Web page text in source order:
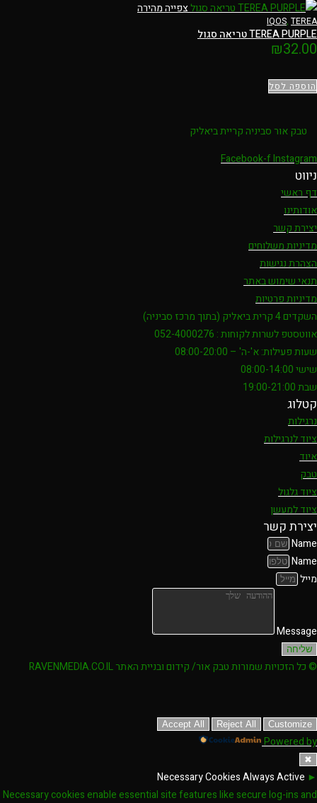
צפייה מהירה
IQOS, TEREA
TEREA PURPLE טריאה סגול
₪32.00
הוספה לסל
טבק אור סביניה קריית ביאליק
Facebook-fInstagram
ניווט
דף ראשי
אודותינו
יצירת קשר
מדיניות משלוחים
הצהרת נגישות
תנאי שימוש באתר
מדיניות פרטיות
השקדים 4 קרית ביאליק (בתוך מרכז סביניה)
אווטסטפ לשרות לקוחות : 052-4000276
שעות פעילות: א'-ה' – 08:00-20:00
שישי 08:00-14:00
שבת 19:00-21:00
קטלוג
נרגילות
ציוד לנרגילות
איוד
טבק
ציוד גלגול
ציוד למעשן
יצירת קשר
Name
Name
מייל
Message
שליחה
© כל הזכויות שמורות טבק אור/ קידום ובניית האתר RAVENMEDIA.CO.IL
Customize
Reject All
Accept All
Powered by
✖
►
Necessary CookiesAlways Active
Necessary cookies enable essential site features like secure log-ins and